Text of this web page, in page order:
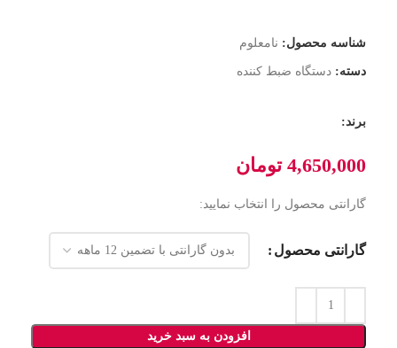
شناسه محصول: نامعلوم
دسته: دستگاه ضبط کننده
برند:
4,650,000 تومان
گارانتی محصول را انتخاب نمایید:
گارانتی محصول
افزودن به سبد خرید